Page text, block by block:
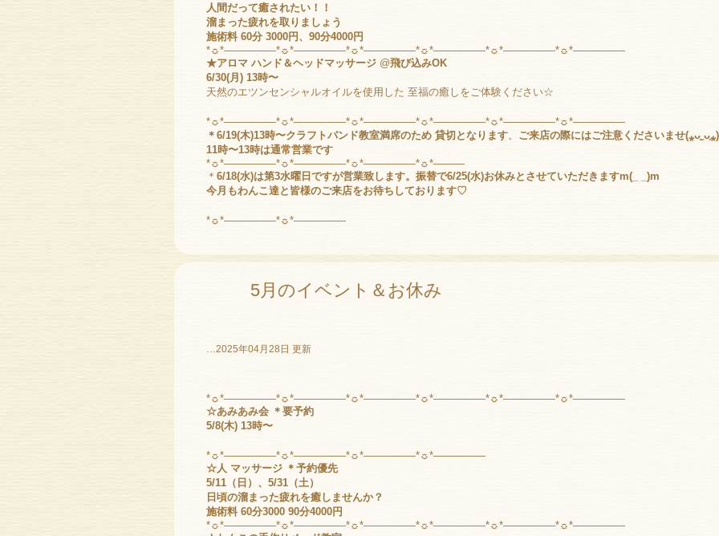
人間だって癒されたい！！
溜まった疲れを取りましょう
施術料 60分 3000円、90分4000円
*☼*―――――*☼*―――――*☼*―――――*☼*―――――*☼*―――――*☼*―――――
★アロマ ハンド＆ヘッドマッサージ @飛び込みOK
6/30(月) 13時〜
天然のエツンセンシャルオイルを使用した 至福の癒しをご体験ください☆
*☼*―――――*☼*―――――*☼*―――――*☼*―――――*☼*―――――*☼*―――――
＊6/19(木)13時〜クラフトバンド教室満席のため 貸切となります。 ご来店の際にはご注意くださいませ(⁎ᴗ͈ˬᴗ͈⁎)
11時〜13時は通常営業です
*☼*―――――*☼*―――――*☼*―――――*☼*―――
＊ 6/18(水)は第3水曜日ですが営業致します。振替で6/25(水)お休みとさせていただきますm(_ _)m
今月もわんこ達と皆様のご来店をお待ちしております♡
*☼*―――――*☼*―――――
5月のイベント＆お休み
…2025年04月28日 更新
*☼*―――――*☼*―――――*☼*―――――*☼*―――――*☼*―――――*☼*―――――
☆あみあみ会 ＊要予約
5/8(木) 13時〜
*☼*―――――*☼*―――――*☼*―――――*☼*―――――
☆人 マッサージ ＊予約優先
5/11（日）、5/31（土）
日頃の溜まった疲れを癒しませんか？
施術料 60分3000 90分4000円
*☼*―――――*☼*―――――*☼*―――――*☼*―――――*☼*―――――*☼*―――――